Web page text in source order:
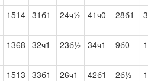
1514 31б1 24ч½ 41ч0 28б1
1368 32ч1 23б½ 34ч1 9б0
1513 33б1 26ч1 42б1 2б½